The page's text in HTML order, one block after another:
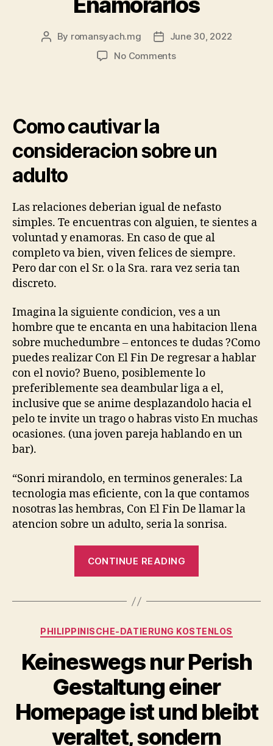
Post
By romansyach.mg
PostJune 30, 2022
No Commentson
Articulos,
el
pelo
Libros
De
Enamorarlos
Como cautivar la
consideracion sobre un
adulto
Las relaciones deberi­an igual de nefasto
simples. Te encuentras con alguien, te sientes a
voluntad y enamoras. En caso de que al
completo va bien, viven felices de siempre.
Pero dar con el Sr. o la Sra. rara vez seri­a tan
discreto.
Imagina la siguiente condicion, ves a un
hombre que te encanta en una habitacion llena
sobre muchedumbre – entonces te dudas ?Como
puedes realizar Con El Fin De regresar a hablar
con el novio? Bueno, posiblemente lo
preferiblemente sea deambular liga a el,
inclusive que se anime desplazandolo hacia el
pelo te invite un trago o habras visto En muchas
ocasiones. (una joven pareja hablando en un
bar).
“Sonri mirandolo, en terminos generales: La
tecnologi­a mas eficiente, con la que contamos
nosotras las hembras, Con El Fin De llamar la
atencion sobre un adulto, seri­a la sonrisa.
CONTINUE READING
Hombres
Secretos,
Articulos,
Hechizos
hacia
el
pelo
Categories
PHILIPPINISCHE-DATIERUNG KOSTENLOS
Keineswegs nur Perish
Gestaltung einer
Homepage ist und bleibt
veraltet, sondern